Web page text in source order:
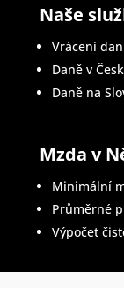
Naše
Vrácení
Daně v
Daně na
Mzda v
Minimální
Průměrné
Výpočet